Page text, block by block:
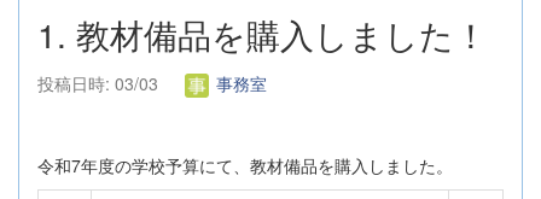
1. 教材備品を購入しました！
投稿日時: 03/03 事務室
令和7年度の学校予算にて、教材備品を購入しました。